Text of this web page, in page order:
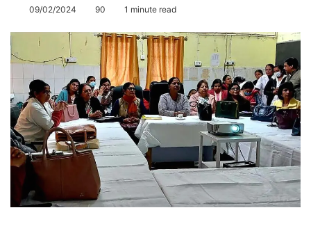
09/02/2024 90 1 minute read